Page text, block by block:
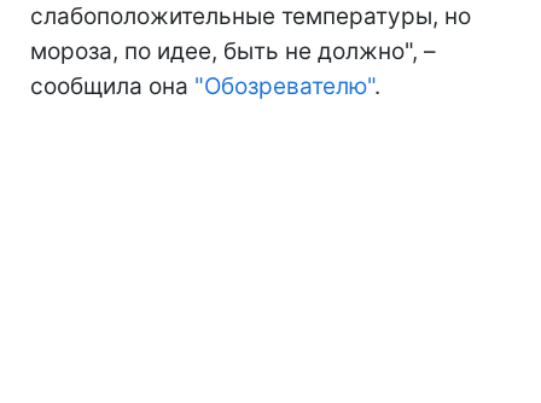
слабоположительные температуры, но
мороза, по идее, быть не должно", –
сообщила она "Обозревателю".